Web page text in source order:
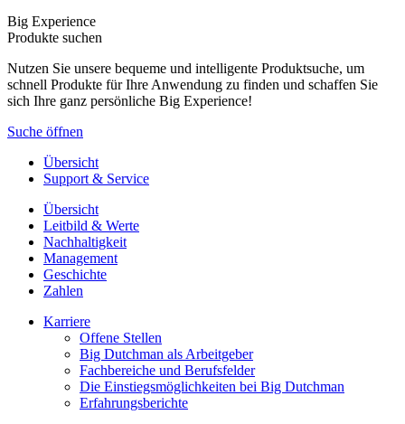
Big Experience
Produkte suchen
Nutzen Sie unsere bequeme und intelligente Produktsuche, um
schnell Produkte für Ihre Anwendung zu finden und schaffen Sie
sich Ihre ganz persönliche Big Experience!
Suche öffnen
Übersicht
Support & Service
Übersicht
Leitbild & Werte
Nachhaltigkeit
Management
Geschichte
Zahlen
Karriere
Offene Stellen
Big Dutchman als Arbeitgeber
Fachbereiche und Berufsfelder
Die Einstiegsmöglichkeiten bei Big Dutchman
Erfahrungsberichte